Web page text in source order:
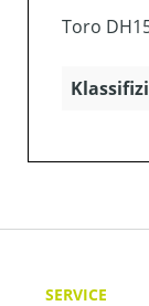
Toro
SERVICE